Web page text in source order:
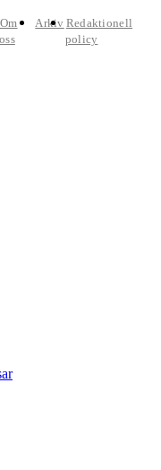
Om
oss
Arkiv Redaktionell
policy